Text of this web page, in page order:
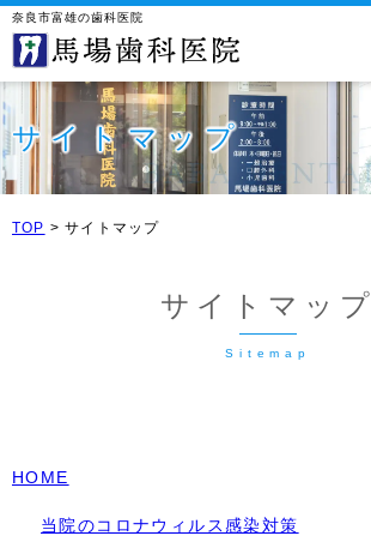
奈良市富雄の歯科医院
サイトマップ
TOP >サイトマップ
サイトマップ
HOME
当院のコロナウィルス感染対策